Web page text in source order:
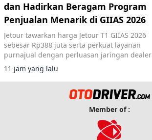
dan Hadirkan Beragam Program
Penjualan Menarik di GIIAS 2026
Jetour tawarkan harga Jetour T1 GIIAS 2026
sebesar Rp388 juta serta perkuat layanan
purnajual dengan perluasan jaringan dealer
hingga 40 showroom di GIIAS 2026.
11 jam yang lalu
Member of :